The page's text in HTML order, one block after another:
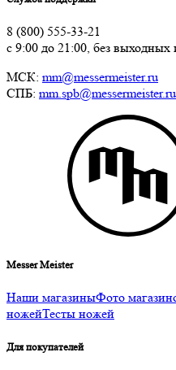
8 (800) 555-33-21
с 9:00 до 21:00, без выходных
МСК: mm@messermeister.ru
СПБ: mm.spb@messermeister.ru
Messer Meister
Наши магазиныФото
ножейТесты ножей
Для покупателей